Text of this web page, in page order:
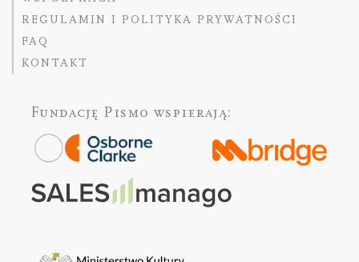
REGULAMIN I POLITYKA PRYWATNOŚCI
FAQ
KONTAKT
Fundację Pismo wspierają: